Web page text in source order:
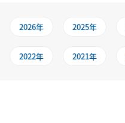
2026年 2025年
2022年 2021年